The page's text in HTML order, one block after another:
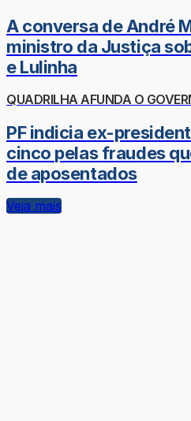
A conversa de André
ministro da Justiça
e Lulinha
QUADRILHA AFUNDA O
PF indicia ex-
cinco pelas fraudes
de aposentados
Veja mais